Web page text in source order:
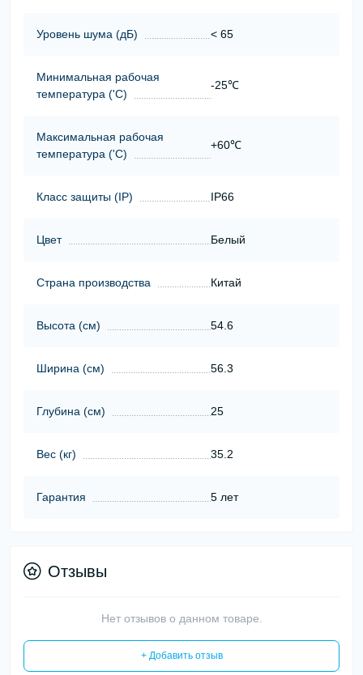
Уровень шума (дБ) < 65
Минимальная рабочая
температура ('С)
-25℃
Максимальная рабочая
температура ('С)
+60℃
Класс защиты (ІР) IP66
Цвет Белый
Страна производства Китай
Высота (cм) 54.6
Ширина (cм) 56.3
Глубина (cм) 25
Вес (кг) 35.2
Гарантия 5 лет
Отзывы
Нет отзывов о данном товаре.
+ Добавить отзыв